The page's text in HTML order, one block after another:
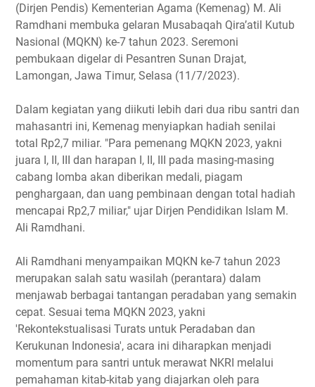
(Dirjen Pendis) Kementerian Agama (Kemenag) M. Ali
Ramdhani membuka gelaran Musabaqah Qira’atil Kutub
Nasional (MQKN) ke-7 tahun 2023. Seremoni
pembukaan digelar di Pesantren Sunan Drajat,
Lamongan, Jawa Timur, Selasa (11/7/2023).
Dalam kegiatan yang diikuti lebih dari dua ribu santri dan
mahasantri ini, Kemenag menyiapkan hadiah senilai
total Rp2,7 miliar. "Para pemenang MQKN 2023, yakni
juara I, II, III dan harapan I, II, III pada masing-masing
cabang lomba akan diberikan medali, piagam
penghargaan, dan uang pembinaan dengan total hadiah
mencapai Rp2,7 miliar," ujar Dirjen Pendidikan Islam M.
Ali Ramdhani.
Ali Ramdhani menyampaikan MQKN ke-7 tahun 2023
merupakan salah satu wasilah (perantara) dalam
menjawab berbagai tantangan peradaban yang semakin
cepat. Sesuai tema MQKN 2023, yakni
'Rekontekstualisasi Turats untuk Peradaban dan
Kerukunan Indonesia', acara ini diharapkan menjadi
momentum para santri untuk merawat NKRI melalui
pemahaman kitab-kitab yang diajarkan oleh para